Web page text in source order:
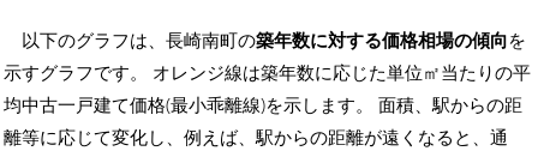
以下のグラフは、長崎南町の築年数に対する価格相場の傾向を
示すグラフです。 オレンジ線は築年数に応じた単位㎡当たりの平
均中古一戸建て価格(最小乖離線)を示します。 面積、駅からの距
離等に応じて変化し、例えば、駅からの距離が遠くなると、通